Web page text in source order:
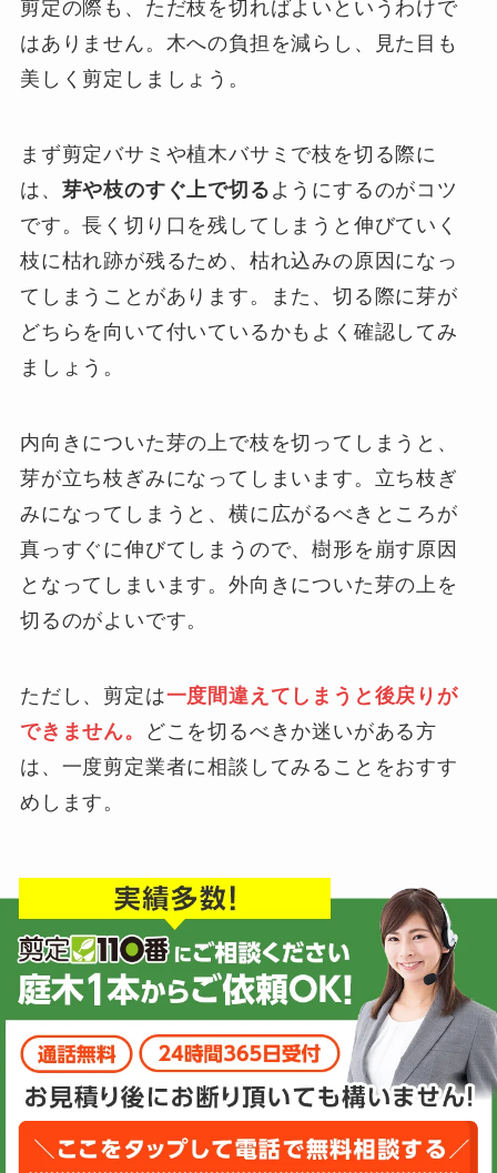
剪定の際も、ただ枝を切ればよいというわけで
はありません。木への負担を減らし、見た目も
美しく剪定しましょう。
まず剪定バサミや植木バサミで枝を切る際に
は、 芽や枝のすぐ上で切る ようにするのがコツ
です。長く切り口を残してしまうと伸びていく
枝に枯れ跡が残るため、枯れ込みの原因になっ
てしまうことがあります。また、切る際に芽が
どちらを向いて付いているかもよく確認してみ
ましょう。
内向きについた芽の上で枝を切ってしまうと、
芽が立ち枝ぎみになってしまいます。立ち枝ぎ
みになってしまうと、横に広がるべきところが
真っすぐに伸びてしまうので、樹形を崩す原因
となってしまいます。外向きについた芽の上を
切るのがよいです。
ただし、剪定は一度間違えてしまうと後戻りが
できません。
どこを切るべきか迷いがある方
は、一度剪定業者に相談してみることをおすす
めします。